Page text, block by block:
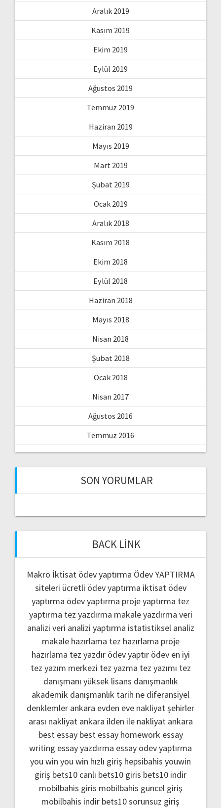
Aralık 2019
Kasım 2019
Ekim 2019
Eylül 2019
Ağustos 2019
Temmuz 2019
Haziran 2019
Mayıs 2019
Mart 2019
Şubat 2019
Ocak 2019
Aralık 2018
Kasım 2018
Ekim 2018
Eylül 2018
Haziran 2018
Mayıs 2018
Nisan 2018
Şubat 2018
Ocak 2018
Nisan 2017
Ağustos 2016
Temmuz 2016
SON YORUMLAR
BACK LINK
Makro İktisat ödev yaptırma Ödev YAPTIRMA
siteleri ücretli ödev yaptırma iktisat ödev
yaptırma ödev yaptırma proje yaptırma tez
yaptırma tez yazdırma makale yazdırma veri
analizi veri analizi yaptırma istatistiksel analiz
makale hazırlama tez hazırlama proje
hazırlama tez yazdır ödev yaptır ödev en iyi
tez yazım merkezi tez yazma tez yazımı tez
danışmanı yüksek lisans danışmanlık
akademik danışmanlık tarih ne diferansiyel
denklemler ankara evden eve nakliyatşehirler
arası nakliyat ankara ilden ile nakliyat ankara
best essay best essay homework essay
writing essay yazdırma essay ödev yaptırma
you win you win hızlı giriş hepsibahis youwin
giriş bets10 canlı bets10 giris bets10 indir
mobilbahis giris mobilbahis güncel giriş
mobilbahis indir bets10 sorunsuz giriş